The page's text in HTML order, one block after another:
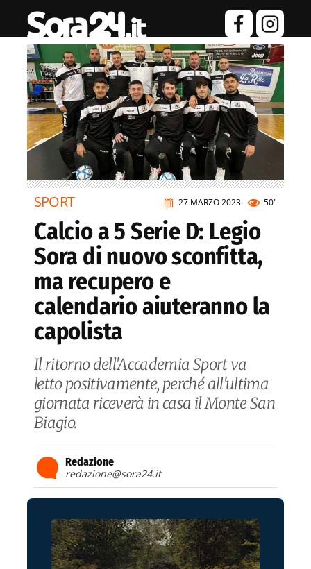
27 MARZO 2023 50"
SPORT
Calcio a 5 Serie D: Legio
Sora di nuovo sconfitta,
ma recupero e
calendario aiuteranno la
capolista
Il ritorno dell'Accademia Sport va
letto positivamente, perché all'ultima
giornata riceverà in casa il Monte San
Biagio.
Redazione
redazione@sora24.it